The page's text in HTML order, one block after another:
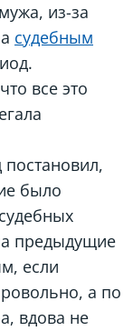
из-за
судебным
все это
постановил,
было
предыдущие
если
а по
вдова не